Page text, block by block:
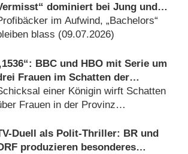
dominiert bei Jung und
trotz Rückgangim Aufwind, „Bachelors“
blass (09.07.2026)
BBC und HBO mit Serie um
Frauen im Schatten der
von Anne Boleyn
einer Königin wirft Schatten
Frauen in der Provinz
Duell als Polit-Thriller: BR und
produzieren besonderes